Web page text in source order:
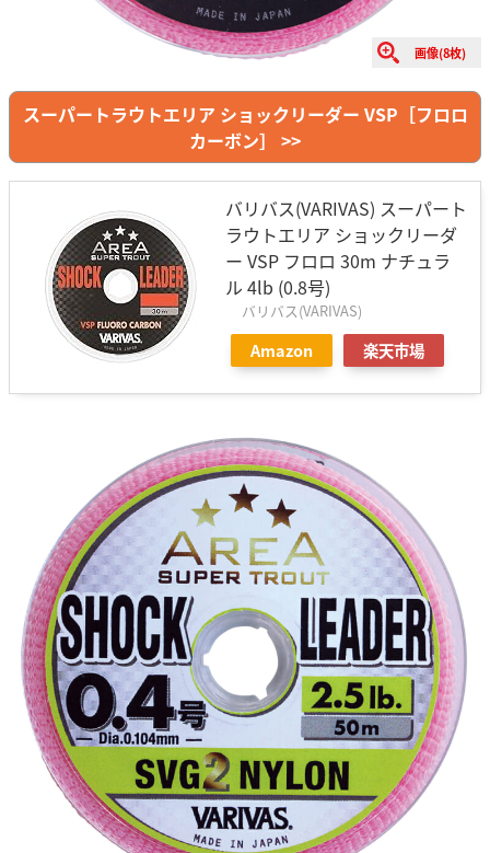
画像(8枚)
スーパートラウトエリア ショックリーダー VSP［フロロ
カーボン］ >>
バリバス(VARIVAS) スーパート
ラウトエリア ショックリーダ
ー VSP フロロ 30m ナチュラ
ル 4lb (0.8号)
バリバス(VARIVAS)
Amazon 楽天市場